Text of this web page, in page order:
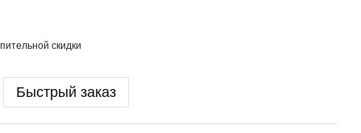
скидки
Быстрый заказ